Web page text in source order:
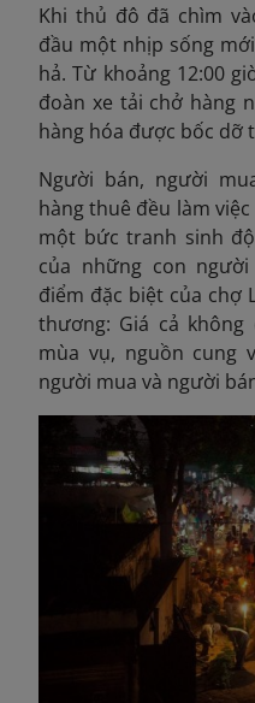
Khi thủ đô đã chìm
đầu một nhịp sống
hả. Từ khoảng 12:00
đoàn xe tải chở hàng
hàng hóa được bốc dỡ
Người bán, người
hàng thuê đều làm
một bức tranh sinh
của những con
điểm đặc biệt của chợ
thương: Giá cả
mùa vụ, nguồn cung
người mua và người